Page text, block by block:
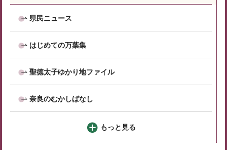
県民ニュース
はじめての万葉集
聖徳太子ゆかり地ファイル
奈良のむかしばなし
もっと見る